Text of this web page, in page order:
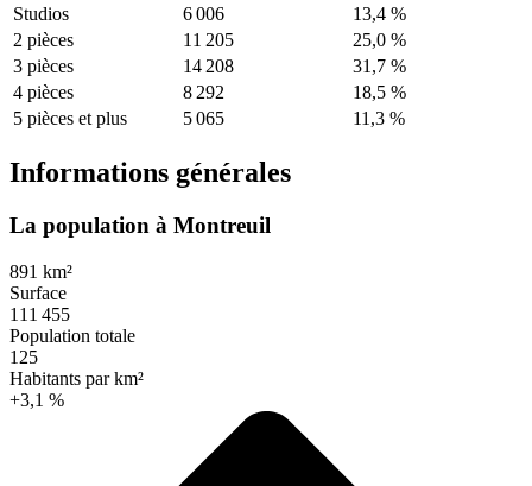
Studios
6 006
13,4 %
2 pièces
11 205
25,0 %
3 pièces
14 208
31,7 %
4 pièces
8 292
18,5 %
5 pièces et plus
5 065 11,3 %
Informations générales
La population à Montreuil
891 km²
Surface
111 455
Population totale
125
Habitants par km²
+3,1 %